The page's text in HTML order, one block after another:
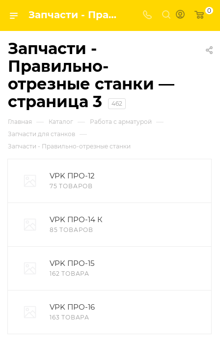
Запчасти - Правильно-отрезные станки | Завод строительных и промышленных механизмов VPK — страница 3 0
Запчасти -
Правильно-
отрезные станки —
страница 3
462
Главная — Каталог — Работа с арматурой —
Запчасти для станков —
Запчасти - Правильно-отрезные станки
VPK ПРО-12
75 ТОВАРОВ
VPK ПРО-14 К
85 ТОВАРОВ
VPK ПРО-15
162 ТОВАРА
VPK ПРО-16
163 ТОВАРА